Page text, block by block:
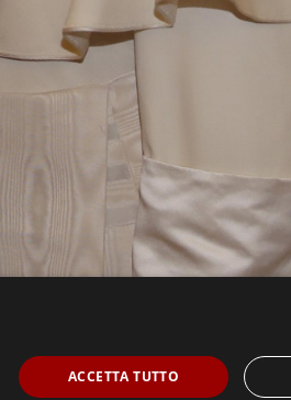
ACCETTA TUTTO